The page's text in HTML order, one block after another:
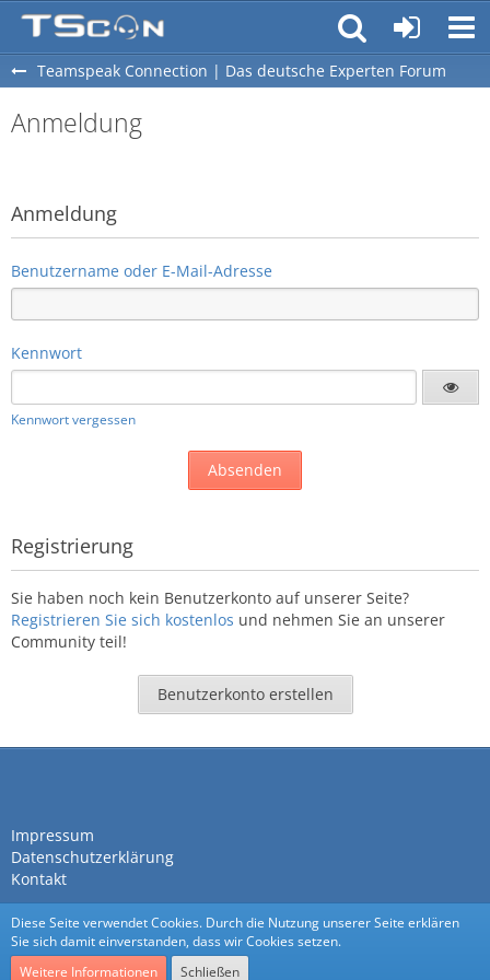
Teamspeak Connection | Das deutsche Experten Forum
Anmeldung
Anmeldung
Benutzername oder E-Mail-Adresse
Kennwort
Kennwort vergessen
Registrierung
Sie haben noch kein Benutzerkonto auf unserer Seite?
Registrieren Sie sich kostenlos und nehmen Sie an unserer
Community teil!
Benutzerkonto erstellen
Impressum
Datenschutzerklärung
Kontakt
Diese Seite verwendet Cookies. Durch die Nutzung unserer Seite erklären
Sie sich damit einverstanden, dass wir Cookies setzen.
Weitere Informationen
Schließen